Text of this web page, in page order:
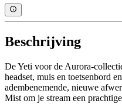
Beschrijving
De Yeti voor de Aurora-
headset, muis en toetsenbord
adembenemende, nieuwe
Mist om je stream een